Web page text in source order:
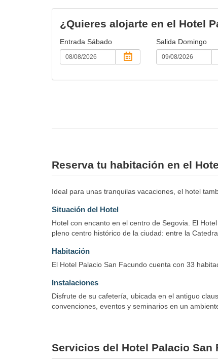
¿Quieres alojarte en el Hotel
Entrada Sábado Salida Domingo
Reserva tu habitación en el
Ideal para unas tranquilas vacaciones, el hotel
Situación del Hotel
Hotel con encanto en el centro de Segovia. El
pleno centro histórico de la ciudad: entre la
Habitación
El Hotel Palacio San Facundo cuenta con 33
Instalaciones
Disfrute de su cafetería, ubicada en el antiguo
convenciones, eventos y seminarios en un
Servicios del Hotel Palacio San